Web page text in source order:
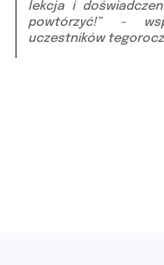
lekcja i
powtórzyć!” -
uczestników